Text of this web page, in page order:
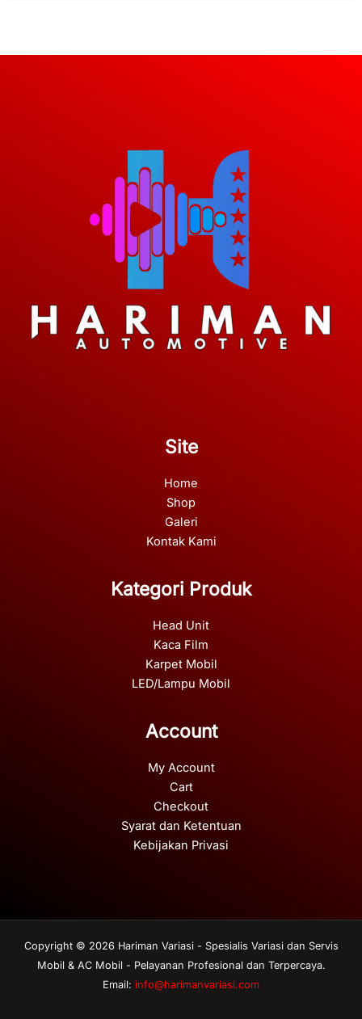
Site
Home
Shop
Galeri
Kontak Kami
Kategori Produk
Head Unit
Kaca Film
Karpet Mobil
LED/Lampu Mobil
Account
My Account
Cart
Checkout
Syarat dan Ketentuan
Kebijakan Privasi
Copyright © 2026 Hariman Variasi - Spesialis Variasi dan Servis
Mobil & AC Mobil - Pelayanan Profesional dan Terpercaya.
Email: info@harimanvariasi.com